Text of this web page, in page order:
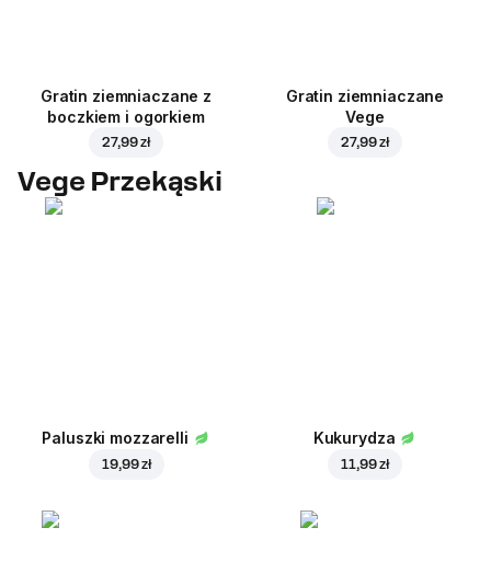
Gratin ziemniaczane z
boczkiem i ogorkiem
27,99 zł
Gratin ziemniaczane
Vege
27,99 zł
Vege Przekąski
Paluszki mozzarelli
19,99 zł
Kukurydza
11,99 zł